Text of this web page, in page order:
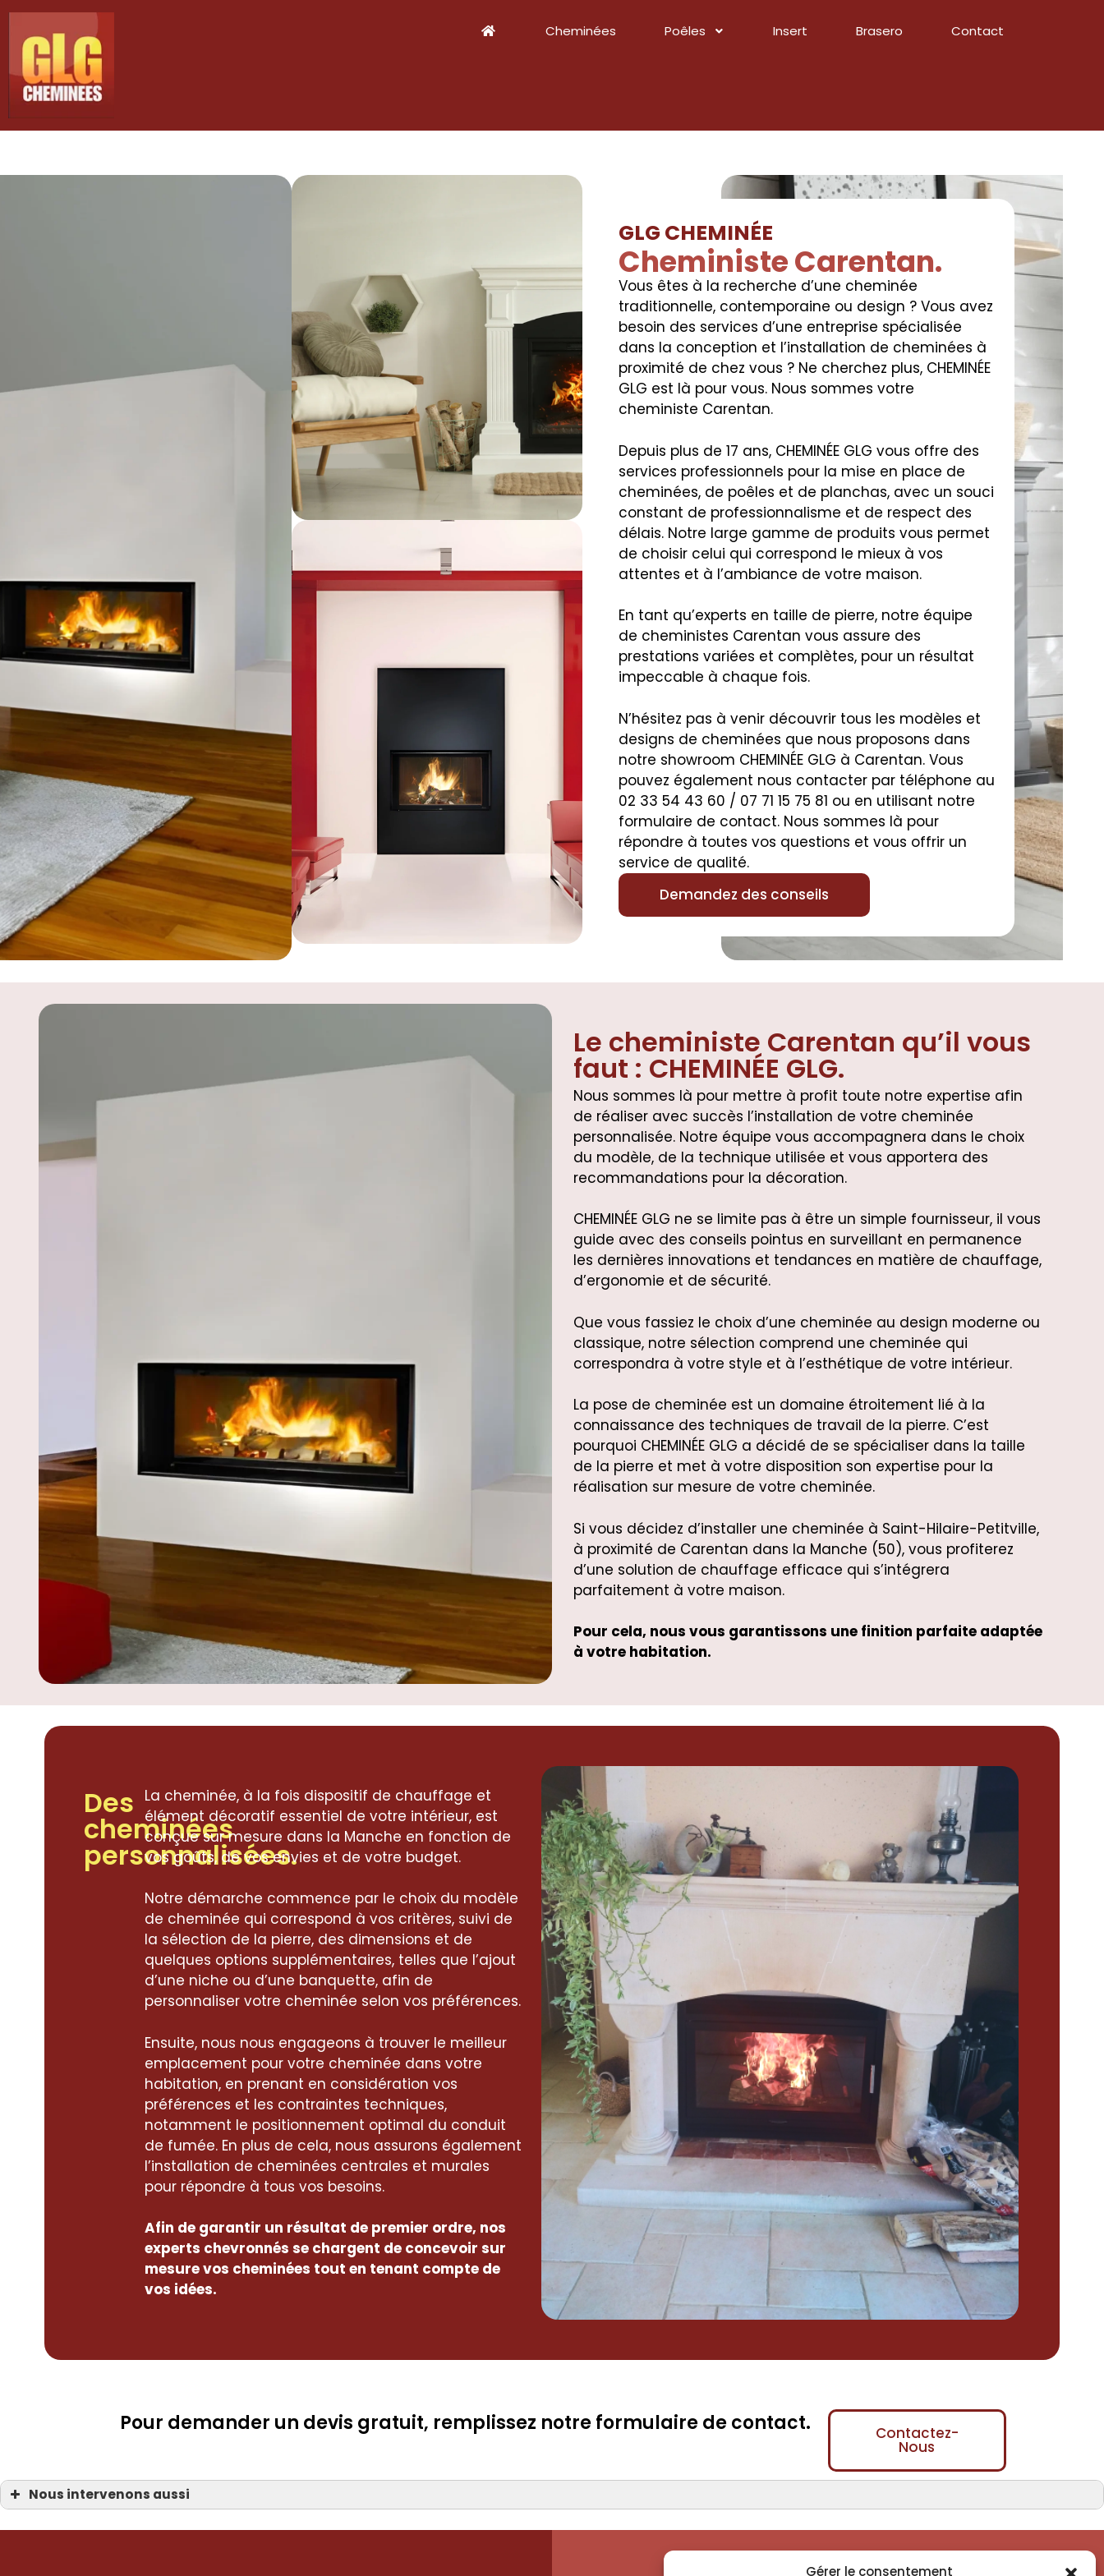
Gérer le consentement
Cheminées Poêles Insert Brasero Contact
GLG CHEMINÉE
Cheministe Carentan.
Vous êtes à la recherche d’une cheminée
traditionnelle, contemporaine ou design ? Vous avez
besoin des services d’une entreprise spécialisée
dans la conception et l’installation de cheminées à
proximité de chez vous ? Ne cherchez plus, CHEMINÉE
GLG est là pour vous. Nous sommes votre
cheministe Carentan.
Depuis plus de 17 ans, CHEMINÉE GLG vous offre des
services professionnels pour la mise en place de
cheminées, de poêles et de planchas, avec un souci
constant de professionnalisme et de respect des
délais. Notre large gamme de produits vous permet
de choisir celui qui correspond le mieux à vos
attentes et à l’ambiance de votre maison.
En tant qu’experts en taille de pierre, notre équipe
de cheministes Carentan vous assure des
prestations variées et complètes, pour un résultat
impeccable à chaque fois.
N’hésitez pas à venir découvrir tous les modèles et
designs de cheminées que nous proposons dans
notre showroom CHEMINÉE GLG à Carentan. Vous
pouvez également nous contacter par téléphone au
02 33 54 43 60 / 07 71 15 75 81 ou en utilisant notre
formulaire de contact. Nous sommes là pour
répondre à toutes vos questions et vous offrir un
service de qualité.
Demandez des conseils
Le cheministe Carentan qu’il vous
faut : CHEMINÉE GLG.
Nous sommes là pour mettre à profit toute notre expertise afin
de réaliser avec succès l’installation de votre cheminée
personnalisée. Notre équipe vous accompagnera dans le choix
du modèle, de la technique utilisée et vous apportera des
recommandations pour la décoration.
CHEMINÉE GLG ne se limite pas à être un simple fournisseur, il vous
guide avec des conseils pointus en surveillant en permanence
les dernières innovations et tendances en matière de chauffage,
d’ergonomie et de sécurité.
Que vous fassiez le choix d’une cheminée au design moderne ou
classique, notre sélection comprend une cheminée qui
correspondra à votre style et à l’esthétique de votre intérieur.
La pose de cheminée est un domaine étroitement lié à la
connaissance des techniques de travail de la pierre. C’est
pourquoi CHEMINÉE GLG a décidé de se spécialiser dans la taille
de la pierre et met à votre disposition son expertise pour la
réalisation sur mesure de votre cheminée.
Si vous décidez d’installer une cheminée à Saint-Hilaire-Petitville,
à proximité de Carentan dans la Manche (50), vous profiterez
d’une solution de chauffage efficace qui s’intégrera
parfaitement à votre maison.
Pour cela, nous vous garantissons une finition parfaite adaptée
à votre habitation.
Des
cheminées
personnalisées.
La cheminée, à la fois dispositif de chauffage et
élément décoratif essentiel de votre intérieur, est
conçue sur mesure dans la Manche en fonction de
vos goûts, de vos envies et de votre budget.
Notre démarche commence par le choix du modèle
de cheminée qui correspond à vos critères, suivi de
la sélection de la pierre, des dimensions et de
quelques options supplémentaires, telles que l’ajout
d’une niche ou d’une banquette, afin de
personnaliser votre cheminée selon vos préférences.
Ensuite, nous nous engageons à trouver le meilleur
emplacement pour votre cheminée dans votre
habitation, en prenant en considération vos
préférences et les contraintes techniques,
notamment le positionnement optimal du conduit
de fumée. En plus de cela, nous assurons également
l’installation de cheminées centrales et murales
pour répondre à tous vos besoins.
Afin de garantir un résultat de premier ordre, nos
experts chevronnés se chargent de concevoir sur
mesure vos cheminées tout en tenant compte de
vos idées.
Contactez-
Nous
Pour demander un devis gratuit, remplissez notre formulaire de contact.
Nous intervenons aussi